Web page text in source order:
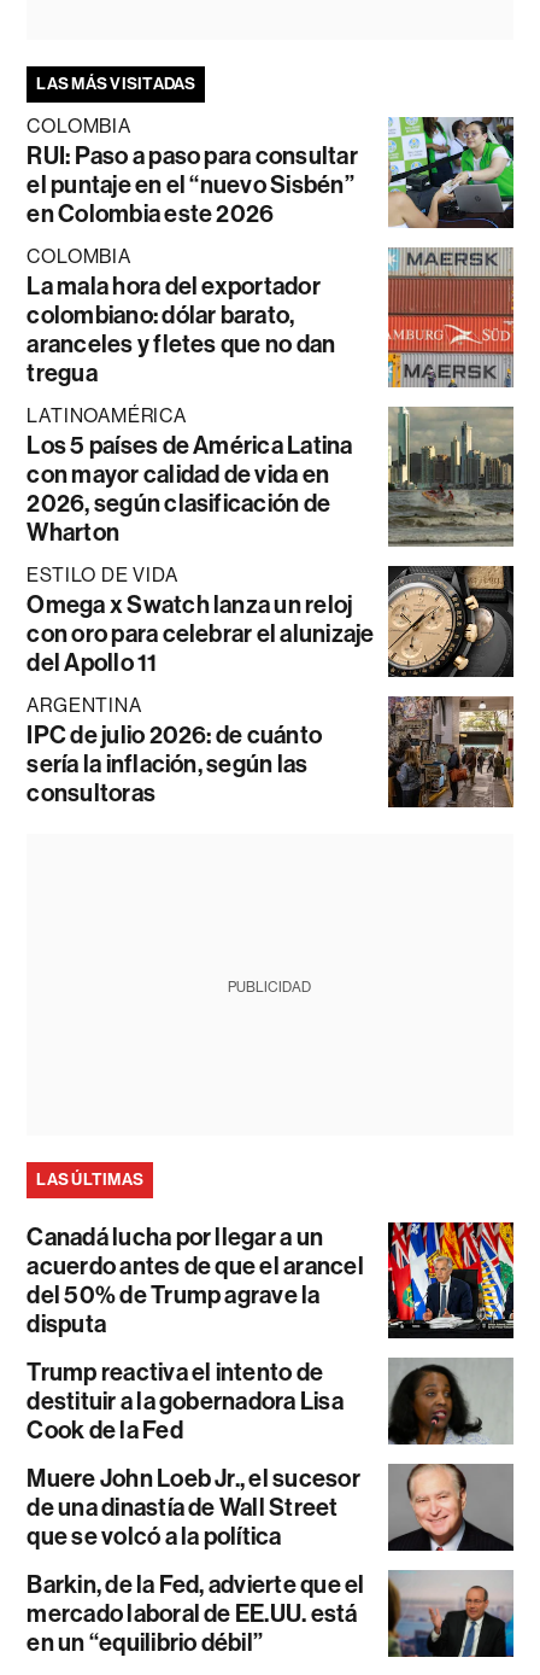
LAS MÁS VISITADAS
COLOMBIA
RUI: Paso a paso para consultar
el puntaje en el “nuevo Sisbén”
en Colombia este 2026
COLOMBIA
La mala hora del exportador
colombiano: dólar barato,
aranceles y fletes que no dan
tregua
LATINOAMÉRICA
Los 5 países de América Latina
con mayor calidad de vida en
2026, según clasificación de
Wharton
ESTILO DE VIDA
Omega x Swatch lanza un reloj
con oro para celebrar el alunizaje
del Apollo 11
ARGENTINA
IPC de julio 2026: de cuánto
sería la inflación, según las
consultoras
PUBLICIDAD
LAS ÚLTIMAS
Canadá lucha por llegar a un
acuerdo antes de que el arancel
del 50% de Trump agrave la
disputa
Trump reactiva el intento de
destituir a la gobernadora Lisa
Cook de la Fed
Muere John Loeb Jr., el sucesor
de una dinastía de Wall Street
que se volcó a la política
Barkin, de la Fed, advierte que el
mercado laboral de EE.UU. está
en un “equilibrio débil”